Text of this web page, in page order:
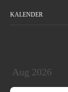
KALENDER